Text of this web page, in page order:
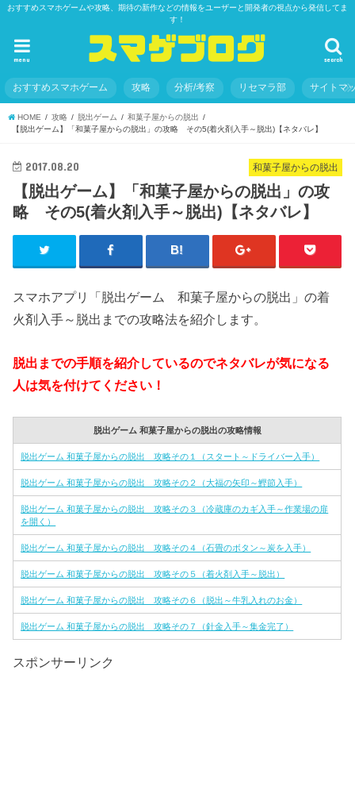
おすすめスマホゲームや攻略、期待の新作などの情報をユーザーと開発者の視点から発信してま
す！
search
menu
おすすめスマホゲーム 攻略 分析/考察 リセマラ部 サイトマ
HOME 攻略 脱出ゲーム
和菓子屋からの脱出
【脱出ゲーム】「和菓子屋からの脱出」の攻略 その5(着火剤入手～脱出)【ネタバレ】
和菓子屋からの脱出
2017.08.20
【脱出ゲーム】「和菓子屋からの脱出」の攻
略 その5(着火剤入手～脱出)【ネタバレ】
スマホアプリ「脱出ゲーム 和菓子屋からの脱出」の着
火剤入手～脱出までの攻略法を紹介します。
脱出までの手順を紹介しているのでネタバレが気になる
人は気を付けてください！
脱出ゲーム 和菓子屋からの脱出の攻略情報
脱出ゲーム 和菓子屋からの脱出 攻略その１（スタート～ドライバー入手）
脱出ゲーム 和菓子屋からの脱出 攻略その２（大福の矢印～鰹節入手）
脱出ゲーム 和菓子屋からの脱出 攻略その３（冷蔵庫のカギ入手～作業場の扉
を開く）
脱出ゲーム 和菓子屋からの脱出 攻略その４（石畳のボタン～炭を入手）
脱出ゲーム 和菓子屋からの脱出 攻略その５（着火剤入手～脱出）
脱出ゲーム 和菓子屋からの脱出 攻略その６（脱出～牛乳入れのお金）
脱出ゲーム 和菓子屋からの脱出 攻略その７（針金入手～集金完了）
スポンサーリンク